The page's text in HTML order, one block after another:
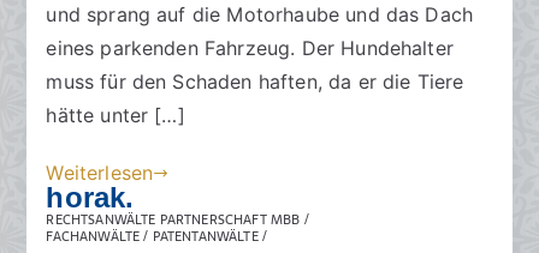
a
n
w
l
t
e
n
t
l
c
h
t
e
zu
Passanten
und sprang auf die Motorhaube und das Dach
eines parkenden Fahrzeug. Der Hundehalter
muss für den Schaden haften, da er die Tiere
hätte unter […]
Weiterlesen
horak.
RECHTSANWÄLTE PARTNERSCHAFT MBB /
FACHANWÄLTE / PATENTANWÄLTE /